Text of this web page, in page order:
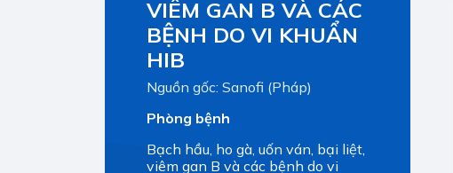
VIÊM GAN B VÀ CÁC
BỆNH DO VI KHUẨN
HIB
Nguồn gốc: Sanofi (Pháp)
Phòng bệnh
Bạch hầu, ho gà, uốn ván, bại liệt,
viêm gan B và các bệnh do vi